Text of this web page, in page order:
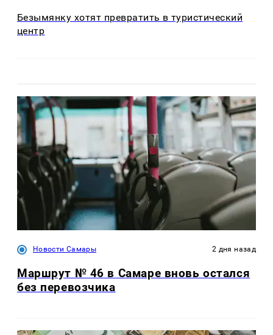
Безымянку хотят превратить в туристический
центр
Новости Самары 2 дня назад
Маршрут № 46 в Самаре вновь остался
без перевозчика